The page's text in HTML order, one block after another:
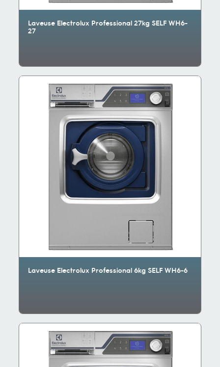
Laveuse Electrolux Professional 27kg SELF WH6-
27
Laveuse Electrolux Professional 6kg SELF WH6-6